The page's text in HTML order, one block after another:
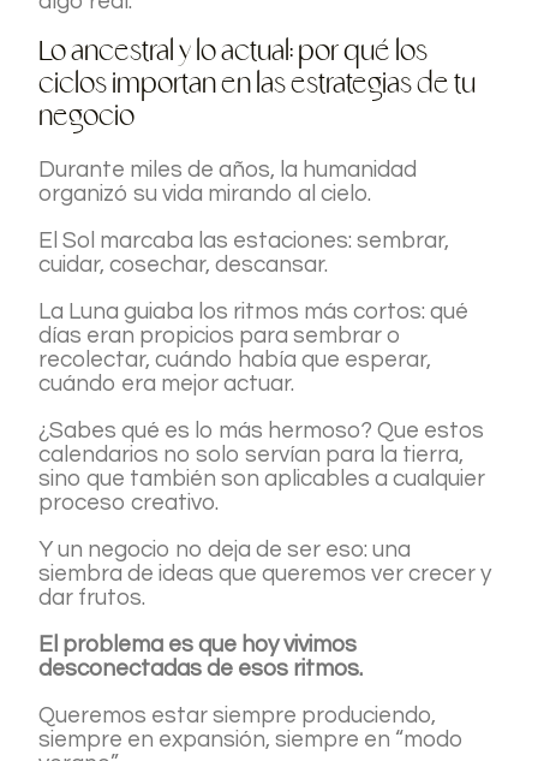
Lo ancestral y lo actual: por qué los
ciclos importan en las estrategias de tu
negocio
Durante miles de años, la humanidad
organizó su vida mirando al cielo.
El Sol marcaba las estaciones: sembrar,
cuidar, cosechar, descansar.
La Luna guiaba los ritmos más cortos: qué
días eran propicios para sembrar o
recolectar, cuándo había que esperar,
cuándo era mejor actuar.
¿Sabes qué es lo más hermoso? Que estos
calendarios no solo servían para la tierra,
sino que también son aplicables a cualquier
proceso creativo.
Y un negocio no deja de ser eso: una
siembra de ideas que queremos ver crecer y
dar frutos.
El problema es que hoy vivimos
desconectadas de esos ritmos.
Queremos estar siempre produciendo,
siempre en expansión, siempre en “modo